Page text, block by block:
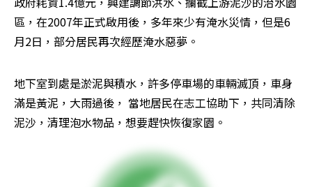
區，在2007年正式啟用後，多年來少有淹水災情，但是6
月2日，部分居民再次經歷淹水惡夢。
地下室到處是淤泥與積水，許多停車場的車輛滅頂，車身
滿是黃泥，大雨過後， 當地居民在志工協助下，共同清除
泥沙，清理泡水物品，想要趕快恢復家園。